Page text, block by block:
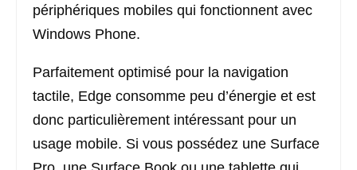
périphériques mobiles qui fonctionnent avec
Windows Phone.
Parfaitement optimisé pour la navigation
tactile, Edge consomme peu d’énergie et est
donc particulièrement intéressant pour un
usage mobile. Si vous possédez une Surface